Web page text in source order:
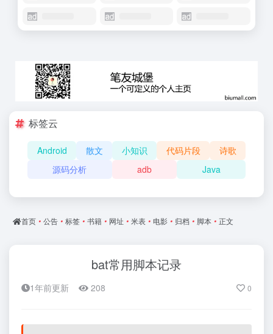
标签云
Android 散文 小知识 代码片段
诗歌
源码分析
adb Java
首页 • 公告 • 标签 • 书籍 • 网址 • 米表 • 电影 • 归档 • 脚本 • 正文
bat常用脚本记录
1年前更新 208 0